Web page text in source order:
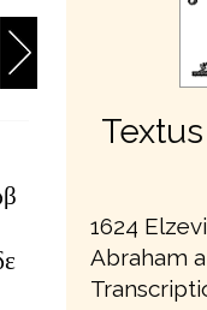
1624
Abraham